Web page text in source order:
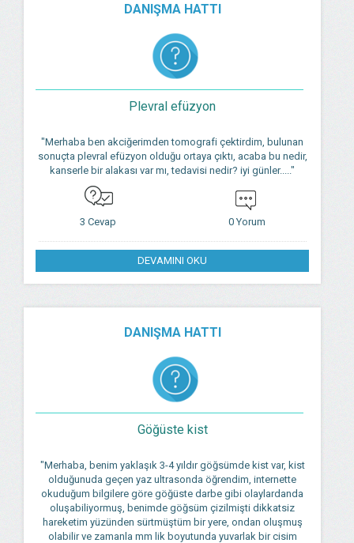
DANIŞMA HATTI
Plevral efüzyon
"Merhaba ben akciğerimden tomografi çektirdim, bulunan
sonuçta plevral efüzyon olduğu ortaya çıktı, acaba bu nedir,
kanserle bir alakası var mı, tedavisi nedir? iyi günler....."
3 Cevap 0 Yorum
DEVAMINI OKU
DANIŞMA HATTI
Göğüste kist
"Merhaba, benim yaklaşık 3-4 yıldır göğsümde kist var, kist
olduğunuda geçen yaz ultrasonda öğrendim, internette
okuduğum bilgilere göre göğüste darbe gibi olaylardanda
oluşabiliyormuş, benimde göğsüm çizilmişti dikkatsiz
hareketim yüzünden sürtmüştüm bir yere, ondan oluşmuş
olabilir ve zamanla mm lik boyutunda yuvarlak bir cisim